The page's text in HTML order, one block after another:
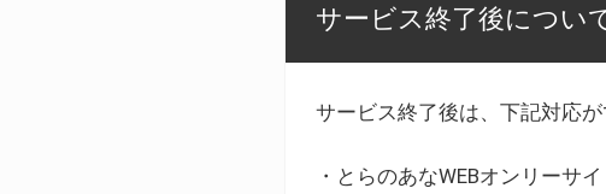
サービス終了後につい
サービス終了後は、下記対応が
・とらのあなWEBオンリーサ